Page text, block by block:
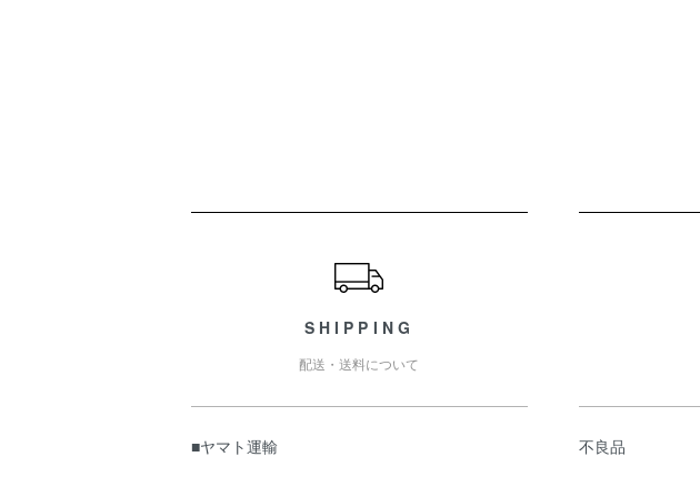
SHIPPING
配送・送料について
■ヤマト運輸
不良品